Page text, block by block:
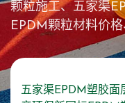
颗粒施工、五家渠
EPDM颗粒材料价
五家渠EPDM塑胶面